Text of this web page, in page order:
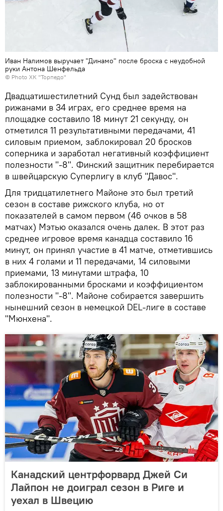
Иван Налимов выручает "Динамо" после броска с неудобной
руки Антона Шенфельда
© Photo ХК "Торпедо"
Двадцатишестилетний Сунд был задействован
рижанами в 34 играх, его среднее время на
площадке составило 18 минут 21 секунду, он
отметился 11 результативными передачами, 41
силовым приемом, заблокировал 20 бросков
соперника и заработал негативный коэффициент
полезности "-8". Финский защитник перебирается
в швейцарскую Суперлигу в клуб "Давос".
Для тридцатилетнего Майоне это был третий
сезон в составе рижского клуба, но от
показателей в самом первом (46 очков в 58
матчах) Мэтью оказался очень далек. В этот раз
среднее игровое время канадца составило 16
минут, он принял участие в 41 матче, отметившись
в них 4 голами и 11 передачами, 14 силовыми
приемами, 13 минутами штрафа, 10
заблокированными бросками и коэффициентом
полезности "-8". Майоне собирается завершить
нынешний сезон в немецкой DEL-лиге в составе
"Мюнхена".
Канадский центрфорвард Джей Си
Лайпон не доиграл сезон в Риге и
уехал в Швецию